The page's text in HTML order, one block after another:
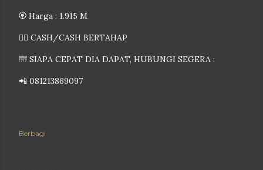
🏵️ Harga : 1.915 M
👉🏻 CASH/CASH BERTAHAP
🌁 SIAPA CEPAT DIA DAPAT, HUBUNGI SEGERA :
📲 081213869097
Berbagi